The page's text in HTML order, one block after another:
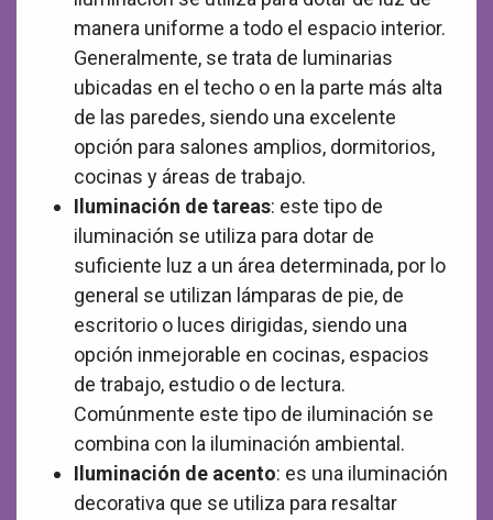
manera uniforme a todo el espacio interior.
Generalmente, se trata de luminarias
ubicadas en el techo o en la parte más alta
de las paredes, siendo una excelente
opción para salones amplios, dormitorios,
cocinas y áreas de trabajo.
Iluminación de tareas: este tipo de
iluminación se utiliza para dotar de
suficiente luz a un área determinada, por lo
general se utilizan lámparas de pie, de
escritorio o luces dirigidas, siendo una
opción inmejorable en cocinas, espacios
de trabajo, estudio o de lectura.
Comúnmente este tipo de iluminación se
combina con la iluminación ambiental.
Iluminación de acento: es una iluminación
decorativa que se utiliza para resaltar